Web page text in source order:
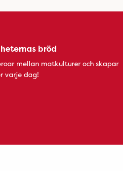
bröd
mellan matkulturer och skapar
varje dag!